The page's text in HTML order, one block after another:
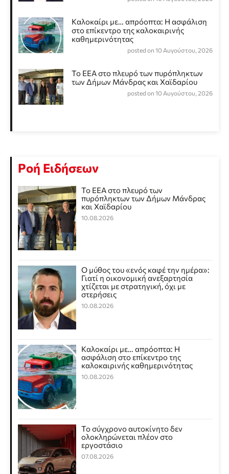
Καλοκαίρι με… απρόοπτα: Η ασφάλιση
στο επίκεντρο της καλοκαιρινής
καθημερινότητας
posted on 10 Αυγούστου, 2026
Το ΕΕΑ στο πλευρό των πυρόπληκτων
των Δήμων Μάνδρας και Χαϊδαρίου
posted on 10 Αυγούστου, 2026
Ροή Ειδήσεων
Το ΕΕΑ στο πλευρό των
πυρόπληκτων των Δήμων Μάνδρας
και Χαϊδαρίου
10.08.2026
Ο μύθος του «ενός καφέ την ημέρα»:
Γιατί η οικονομική ανεξαρτησία
χτίζεται με στρατηγική, όχι με
στερήσεις
10.08.2026
Καλοκαίρι με… απρόοπτα: Η
ασφάλιση στο επίκεντρο της
καλοκαιρινής καθημερινότητας
10.08.2026
Το σύγχρονο αυτοκίνητο δεν
ολοκληρώνεται πλέον στο
εργοστάσιο
07.08.2026